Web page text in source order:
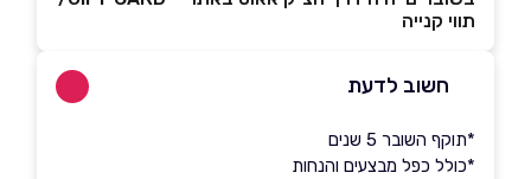
תווי קנייה
חשוב לדעת
*תוקף השובר 5 שנים
*כולל כפל מבצעים והנחות